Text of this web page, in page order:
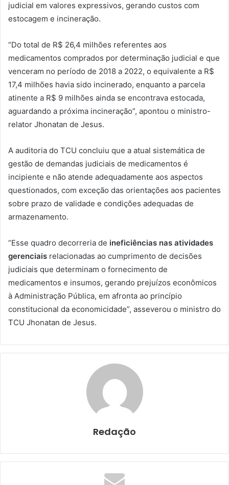
judicial em valores expressivos, gerando custos com
estocagem e incineração.
“Do total de R$ 26,4 milhões referentes aos
medicamentos comprados por determinação judicial e que
venceram no período de 2018 a 2022, o equivalente a R$
17,4 milhões havia sido incinerado, enquanto a parcela
atinente a R$ 9 milhões ainda se encontrava estocada,
aguardando a próxima incineração”, apontou o ministro-
relator Jhonatan de Jesus.
A auditoria do TCU concluiu que a atual sistemática de
gestão de demandas judiciais de medicamentos é
incipiente e não atende adequadamente aos aspectos
questionados, com exceção das orientações aos pacientes
sobre prazo de validade e condições adequadas de
armazenamento.
“Esse quadro decorreria de ineficiências nas atividades
gerenciais relacionadas ao cumprimento de decisões
judiciais que determinam o fornecimento de
medicamentos e insumos, gerando prejuízos econômicos
à Administração Pública, em afronta ao princípio
constitucional da economicidade”, asseverou o ministro do
TCU Jhonatan de Jesus.
Redação